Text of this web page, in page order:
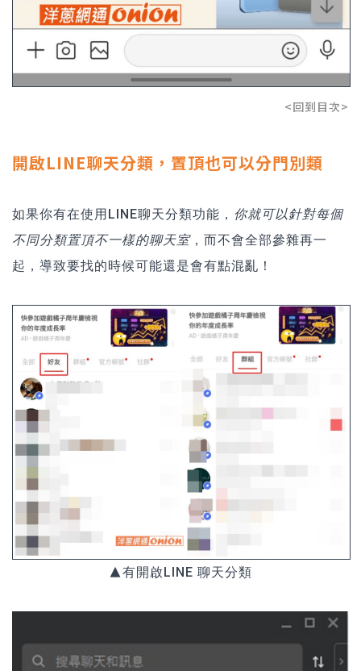
<回到目次>
開啟LINE聊天分類，置頂也可以分門別類
如果你有在使用 LINE聊天分類功能， 你就可以針對每個
不同分類置頂不一樣的聊天室，而不會全部參雜再一
起，導致要找的時候可能還是會有點混亂！
▲有開啟LINE 聊天分類